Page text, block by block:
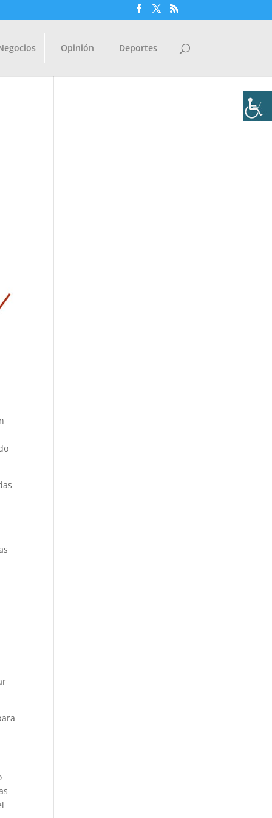
Opinión Deportes